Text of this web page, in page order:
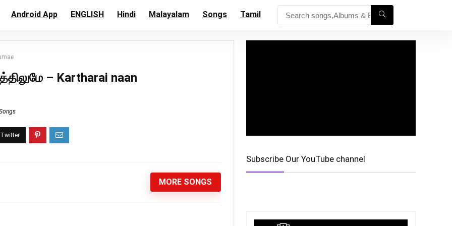
Android App ENGLISH Hindi Malayalam Songs Tamil
– Kartharai naan
MORE SONGS
Subscribe Our YouTube channel